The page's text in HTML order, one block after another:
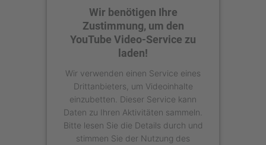
Wir benötigen Ihre
Zustimmung, um den
YouTube Video-Service zu
laden!
Wir verwenden einen Service eines
Drittanbieters, um Videoinhalte
einzubetten. Dieser Service kann
Daten zu Ihren Aktivitäten sammeln.
Bitte lesen Sie die Details durch und
stimmen Sie der Nutzung des